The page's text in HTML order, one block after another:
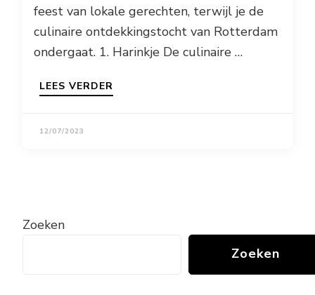
feest van lokale gerechten, terwijl je de
culinaire ontdekkingstocht van Rotterdam
ondergaat. 1. Harinkje De culinaire …
LEES VERDER
12/07/2023
Zoeken
Zoeken